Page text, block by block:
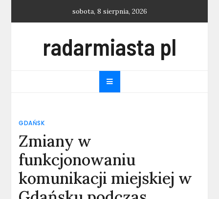
sobota, 8 sierpnia, 2026
radarmiasta pl
GDAŃSK
Zmiany w
funkcjonowaniu
komunikacji miejskiej w